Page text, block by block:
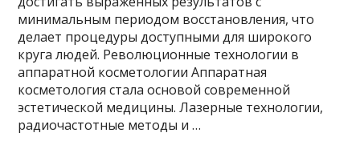
минимальным периодом восстановления, что
делает процедуры доступными для широкого
круга людей. Революционные технологии в
аппаратной косметологии Аппаратная
косметология стала основой современной
эстетической медицины. Лазерные технологии,
радиочастотные методы и …